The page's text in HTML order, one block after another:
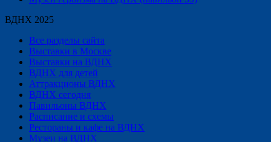
ВДНХ 2025
Все разделы сайта
Выставки в Москве
Выставки на ВДНХ
ВДНХ для детей
Аттракционы ВДНХ
ВДНХ сегодня
Павильоны ВДНХ
Расписание и схемы
Рестораны и кафе на ВДНХ
Музеи на ВДНХ